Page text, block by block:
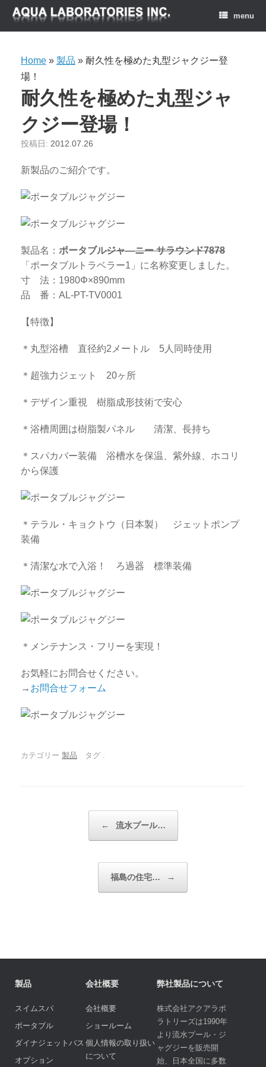
menu
Home » 製品 » 耐久性を極めた丸型ジャクジー登
場！
耐久性を極めた丸型ジャ
クジー登場！
投稿日: 2012.07.26
新製品のご紹介です。
製品名： ポータブルジャ―ニー サラウンド7878
「ポータブルトラベラー1」に名称変更しました。
寸 法：1980Φ×890mm
品 番：AL-PT-TV0001
【特徴】
＊丸型浴槽 直径約2メートル 5人同時使用
＊超強力ジェット 20ヶ所
＊デザイン重視 樹脂成形技術で安心
＊浴槽周囲は樹脂製パネル 清潔、長持ち
＊スパカバー装備 浴槽水を保温、紫外線、ホコリ
から保護
＊テラル・キョクトウ（日本製） ジェットポンプ
装備
＊清潔な水で入浴！ ろ過器 標準装備
＊メンテナンス・フリーを実現！
お気軽にお問合せください。
→ お問合せフォーム
カテゴリー 製品 タグ
投稿ナビゲーション← 流水プール…
福島の住宅… →
製品
スイムスパ
ポータブル
ダイナジェットバス
オプション
会社概要
会社概要
ショールーム
個人情報の取り扱い
について
弊社製品について
株式会社アクアラボ
ラトリーズは1990年
より流水プール・ジ
ャグジーを販売開
始、日本全国に多数